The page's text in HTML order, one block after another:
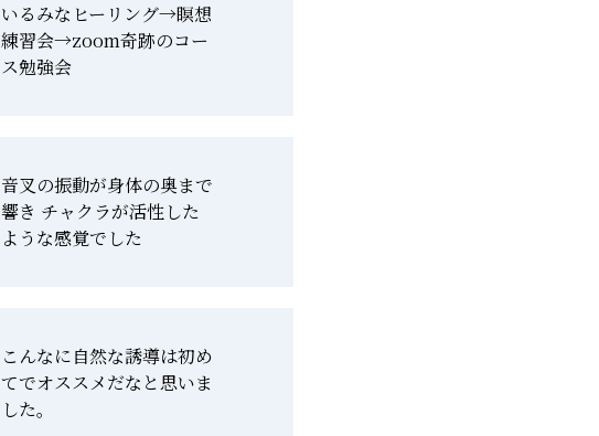
いるみなヒーリング→瞑想
練習会→zoom奇跡のコー
ス勉強会
音叉の振動が身体の奥まで
響き チャクラが活性した
ような感覚でした
こんなに自然な誘導は初め
てでオススメだなと思いま
した。